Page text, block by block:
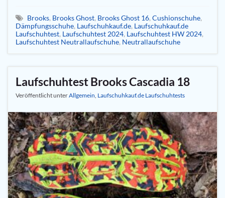
Brooks, Brooks Ghost, Brooks Ghost 16, Cushionschuhe,
Dämpfungsschuhe, Laufschuhkauf.de, Laufschuhkauf.de
Laufschuhtest, Laufschuhtest 2024, Laufschuhtest HW 2024,
Laufschuhtest Neutrallaufschuhe, Neutrallaufschuhe
Laufschuhtest Brooks Cascadia 18
Veröffentlicht unterAllgemein Laufschuhkauf.de Laufschuhtests